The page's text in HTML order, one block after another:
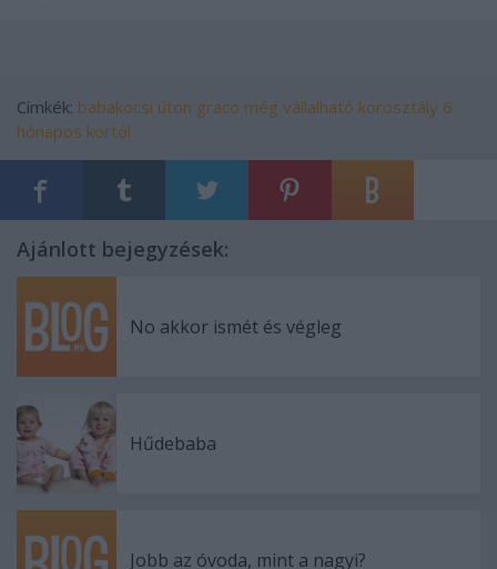
Címkék: babakocsi úton graco még vállalható korosztály 6
hónapos kortól
Ajánlott bejegyzések:
No akkor ismét és végleg
Hűdebaba
Jobb az óvoda, mint a nagyi?